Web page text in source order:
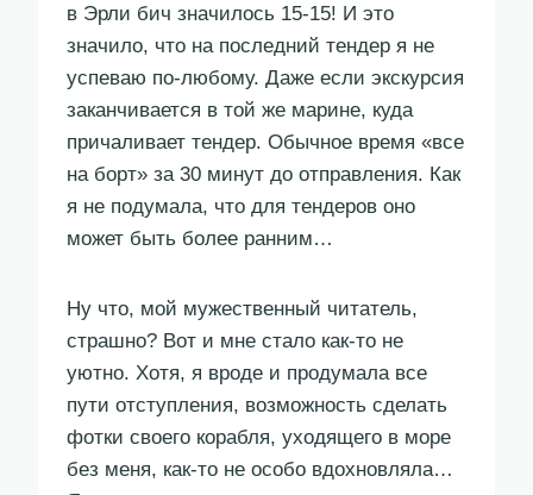
в Эрли бич значилось 15-15! И это
значило, что на последний тендер я не
успеваю по-любому. Даже если экскурсия
заканчивается в той же марине, куда
причаливает тендер. Обычное время «все
на борт» за 30 минут до отправления. Как
я не подумала, что для тендеров оно
может быть более ранним…
Ну что, мой мужественный читатель,
страшно? Вот и мне стало как-то не
уютно. Хотя, я вроде и продумала все
пути отступления, возможность сделать
фотки своего корабля, уходящего в море
без меня, как-то не особо вдохновляла…